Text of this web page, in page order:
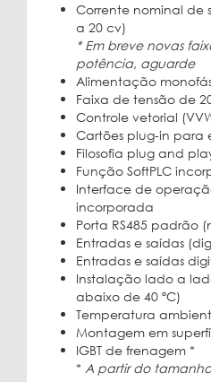
Corrente nominal de
a 20 cv)
* Em breve novas
potência, aguarde
Alimentação
Faixa de tensão de
Controle vetorial
Cartões plug-in para
Filosofia plug and
Função SoftPLC
Interface de
incorporada
Porta RS485 padrão
Entradas e saídas
Entradas e saídas
Instalação lado a
abaixo de 40 ºC)
Temperatura
Montagem em
IGBT de frenagem *
* A partir do